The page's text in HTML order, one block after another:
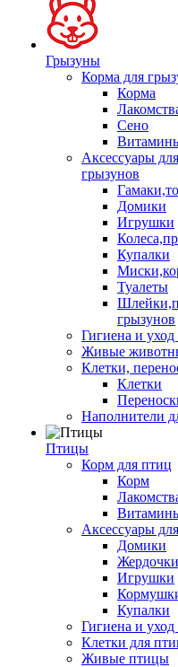
Грызуны
Корма для
Корма
Сено
Аксессуары
грызунов
Домики
Игрушки
Купалки
Туалеты
грызунов
Гигиена и
Живые
Клетки,
Клетки
Наполнители
Птицы
Корм для птиц
Корм
Аксессуары
Домики
Жердочки
Игрушки
Купалки
Гигиена и
Клетки для
Живые птицы